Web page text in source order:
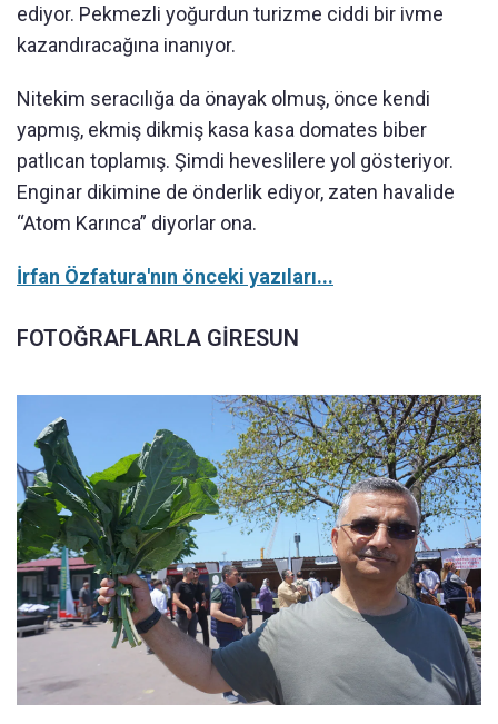
ediyor. Pekmezli yoğurdun turizme ciddi bir ivme
kazandıracağına inanıyor.
Nitekim seracılığa da önayak olmuş, önce kendi
yapmış, ekmiş dikmiş kasa kasa domates biber
patlıcan toplamış. Şimdi heveslilere yol gösteriyor.
Enginar dikimine de önderlik ediyor, zaten havalide
“Atom Karınca” diyorlar ona.
İrfan Özfatura'nın önceki yazıları...
FOTOĞRAFLARLA GİRESUN